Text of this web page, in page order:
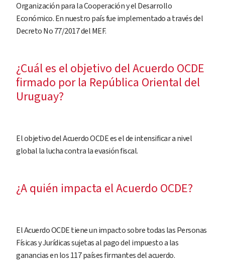
Organización para la Cooperación y el Desarrollo
Económico. En nuestro país fue implementado a través del
Decreto No 77/2017 del MEF.
¿Cuál es el objetivo del Acuerdo OCDE
firmado por la República Oriental del
Uruguay?
El objetivo del Acuerdo OCDE es el de intensificar a nivel
global la lucha contra la evasión fiscal.
¿A quién impacta el Acuerdo OCDE?
El Acuerdo OCDE tiene un impacto sobre todas las Personas
Físicas y Jurídicas sujetas al pago del impuesto a las
ganancias en los 117 países firmantes del acuerdo.